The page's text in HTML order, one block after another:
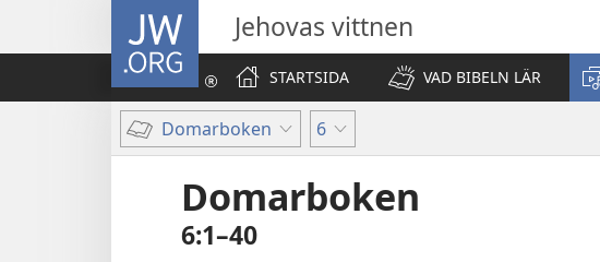
JW.ORG Jehovas vittnen
STARTSIDA
VAD BIBELN LÄR
Domarboken 6
Domarboken
6:1–40